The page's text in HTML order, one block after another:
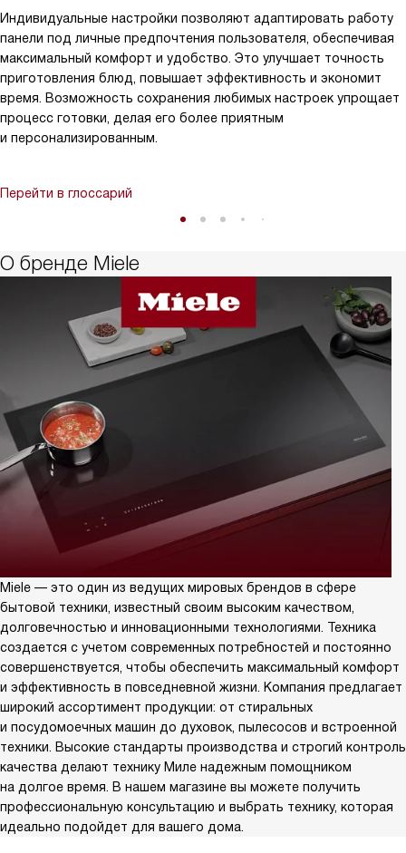
Индивидуальные настройки позволяют адаптировать работу
панели под личные предпочтения пользователя, обеспечивая
максимальный комфорт и удобство. Это улучшает точность
приготовления блюд, повышает эффективность и экономит
время. Возможность сохранения любимых настроек упрощает
процесс готовки, делая его более приятным
и персонализированным.
Перейти в глоссарий
О бренде Miele
Miele — это один из ведущих мировых брендов в сфере
бытовой техники, известный своим высоким качеством,
долговечностью и инновационными технологиями. Техника
создается с учетом современных потребностей и постоянно
совершенствуется, чтобы обеспечить максимальный комфорт
и эффективность в повседневной жизни. Компания предлагает
широкий ассортимент продукции: от стиральных
и посудомоечных машин до духовок, пылесосов и встроенной
техники. Высокие стандарты производства и строгий контроль
качества делают технику Миле надежным помощником
на долгое время. В нашем магазине вы можете получить
профессиональную консультацию и выбрать технику, которая
идеально подойдет для вашего дома.